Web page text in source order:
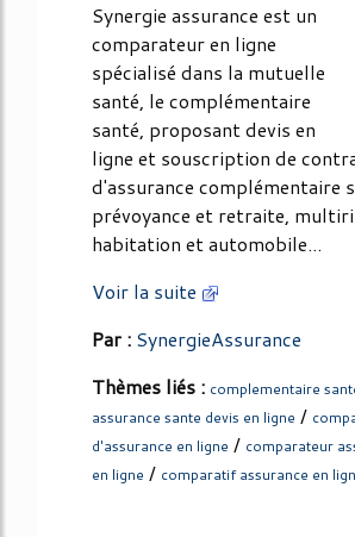
Synergie assurance est un
comparateur en ligne
spécialisé dans la mutuelle
santé, le complémentaire
santé, proposant devis en
ligne et souscription de
d'assurance complémentaire
prévoyance et retraite,
habitation et automobile...
Voir la suite
Par : SynergieAssurance
Thèmes liés : complementaire
assurance sante devis en ligne /
d'assurance en ligne / comparateur
en ligne / comparatif assurance en